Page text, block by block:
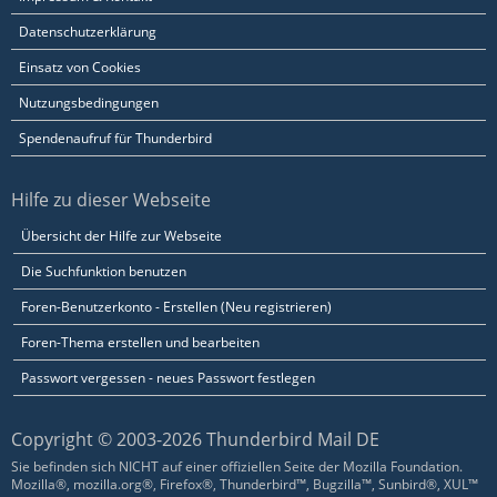
Datenschutzerklärung
Einsatz von Cookies
Nutzungsbedingungen
Spendenaufruf für Thunderbird
Hilfe zu dieser Webseite
Übersicht der Hilfe zur Webseite
Die Suchfunktion benutzen
Foren-Benutzerkonto - Erstellen (Neu registrieren)
Foren-Thema erstellen und bearbeiten
Passwort vergessen - neues Passwort festlegen
Copyright © 2003-2026 Thunderbird Mail DE
Sie befinden sich NICHT auf einer offiziellen Seite der Mozilla Foundation.
Mozilla®, mozilla.org®, Firefox®, Thunderbird™, Bugzilla™, Sunbird®, XUL™